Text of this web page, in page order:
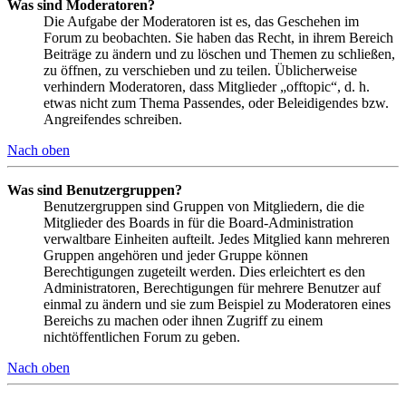
Was sind Moderatoren?
Die Aufgabe der Moderatoren ist es, das Geschehen im
Forum zu beobachten. Sie haben das Recht, in ihrem Bereich
Beiträge zu ändern und zu löschen und Themen zu schließen,
zu öffnen, zu verschieben und zu teilen. Üblicherweise
verhindern Moderatoren, dass Mitglieder „offtopic“, d. h.
etwas nicht zum Thema Passendes, oder Beleidigendes bzw.
Angreifendes schreiben.
Nach oben
Was sind Benutzergruppen?
Benutzergruppen sind Gruppen von Mitgliedern, die die
Mitglieder des Boards in für die Board-Administration
verwaltbare Einheiten aufteilt. Jedes Mitglied kann mehreren
Gruppen angehören und jeder Gruppe können
Berechtigungen zugeteilt werden. Dies erleichtert es den
Administratoren, Berechtigungen für mehrere Benutzer auf
einmal zu ändern und sie zum Beispiel zu Moderatoren eines
Bereichs zu machen oder ihnen Zugriff zu einem
nichtöffentlichen Forum zu geben.
Nach oben